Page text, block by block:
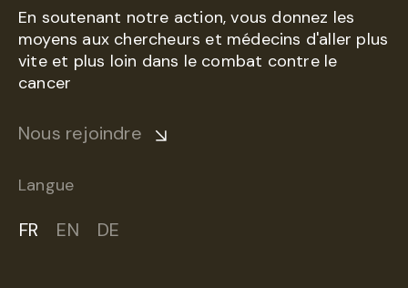
En soutenant notre action, vous donnez les
moyens aux chercheurs et médecins d'aller plus
vite et plus loin dans le combat contre le
cancer
Nous rejoindre
Langue
FR EN DE